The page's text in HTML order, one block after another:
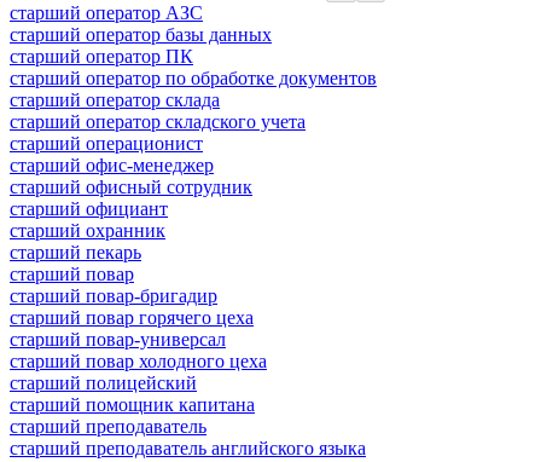
старший оператор АЗС
старший оператор базы данных
старший оператор ПК
старший оператор по обработке документов
старший оператор склада
старший оператор складского учета
старший операционист
старший офис-менеджер
старший офисный сотрудник
старший официант
старший охранник
старший пекарь
старший повар
старший повар-бригадир
старший повар горячего цеха
старший повар-универсал
старший повар холодного цеха
старший полицейский
старший помощник капитана
старший преподаватель
старший преподаватель английского языка